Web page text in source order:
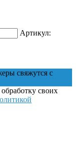
Артикул:
свяжутся с
своих